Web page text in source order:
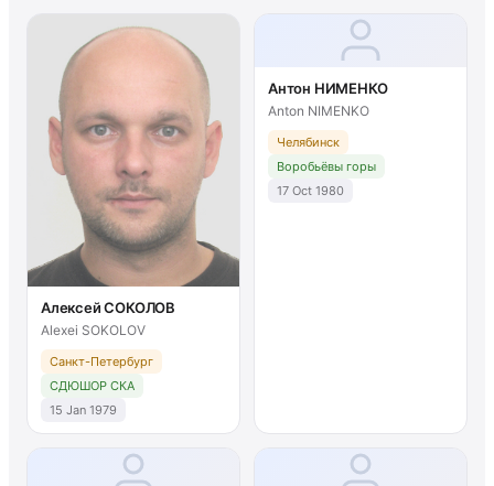
Алексей СОКОЛОВ
Alexei SOKOLOV
Санкт-Петербург
СДЮШОР СКА
15 Jan 1979
Антон НИМЕНКО
Anton NIMENKO
Челябинск
Воробьёвы горы
17 Oct 1980